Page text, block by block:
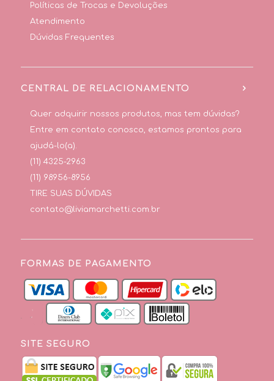
Políticas de Trocas e Devoluções
Atendimento
Dúvidas Frequentes
CENTRAL DE RELACIONAMENTO
Quer adquirir nossos produtos, mas tem dúvidas?
Entre em contato conosco, estamos prontos para
ajudá-lo(a).
(11) 4325-2963
(11) 98956-8956
TIRE SUAS DÚVIDAS
contato@liviamarchetti.com.br
FORMAS DE PAGAMENTO
SITE SEGURO